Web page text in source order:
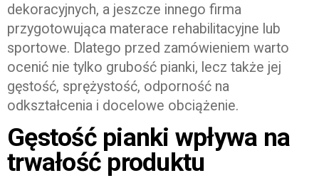
dekoracyjnych, a jeszcze innego firma
przygotowująca materace rehabilitacyjne lub
sportowe. Dlatego przed zamówieniem warto
ocenić nie tylko grubość pianki, lecz także jej
gęstość, sprężystość, odporność na
odkształcenia i docelowe obciążenie.
Gęstość pianki wpływa na
trwałość produktu